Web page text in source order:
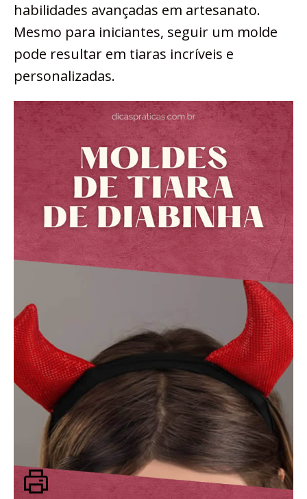
habilidades avançadas em artesanato.
Mesmo para iniciantes, seguir um molde
pode resultar em tiaras incríveis e
personalizadas.